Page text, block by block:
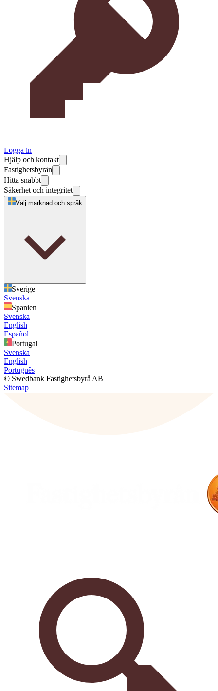
Logga in
Hjälp och kontakt
Fastighetsbyrån
Hitta snabbt
Säkerhet och integritet
Välj marknad och språk
Sverige
Svenska
Spanien
Svenska
English
Español
Portugal
Svenska
English
Português
© Swedbank Fastighetsbyrå AB
Sitemap